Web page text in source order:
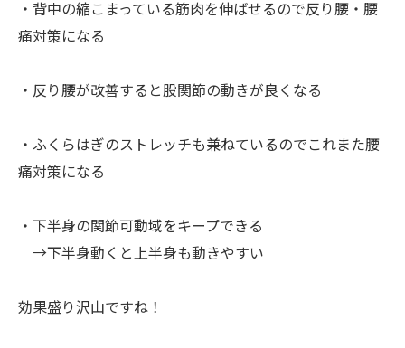
・背中の縮こまっている筋肉を伸ばせるので反り腰・腰
痛対策になる
・反り腰が改善すると股関節の動きが良くなる
・ふくらはぎのストレッチも兼ねているのでこれまた腰
痛対策になる
・下半身の関節可動域をキープできる
→下半身動くと上半身も動きやすい
効果盛り沢山ですね！